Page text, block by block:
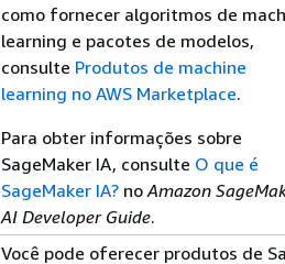
como fornecer algoritmos de
learning e pacotes de modelos,
consulte Produtos de machine
learning no AWS Marketplace.
Para obter informações sobre
SageMaker IA, consulte O que é
SageMaker IA? no Amazon
AI Developer Guide.
Você pode oferecer produtos de